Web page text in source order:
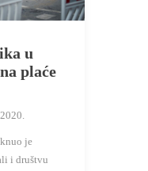
u
plaće
je
i društvu